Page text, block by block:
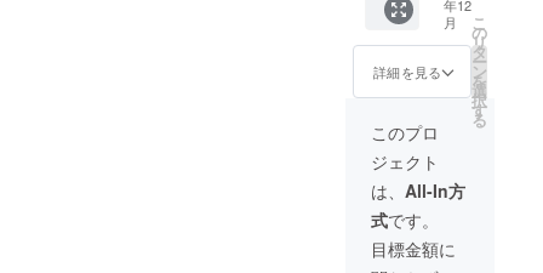
34％OF
F 2022
年1月下
旬頃か
ら、各
ECサイ
ト/自社
HP等で
一般販
売を予
定。 ※
税込
み、送
料込の
年12
月
詳細を見る
こ
の
リ
タ
ー
ン
を
選
択
す
る
このプロ
ジェクト
は、 All-In方
式です。
目標金額に